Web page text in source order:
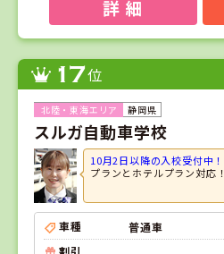
詳 細
17位
静岡県
スルガ自動車学校
10月2日以降の入校受付中！
プランとホテルプラン対応！
車種
普通車
割引